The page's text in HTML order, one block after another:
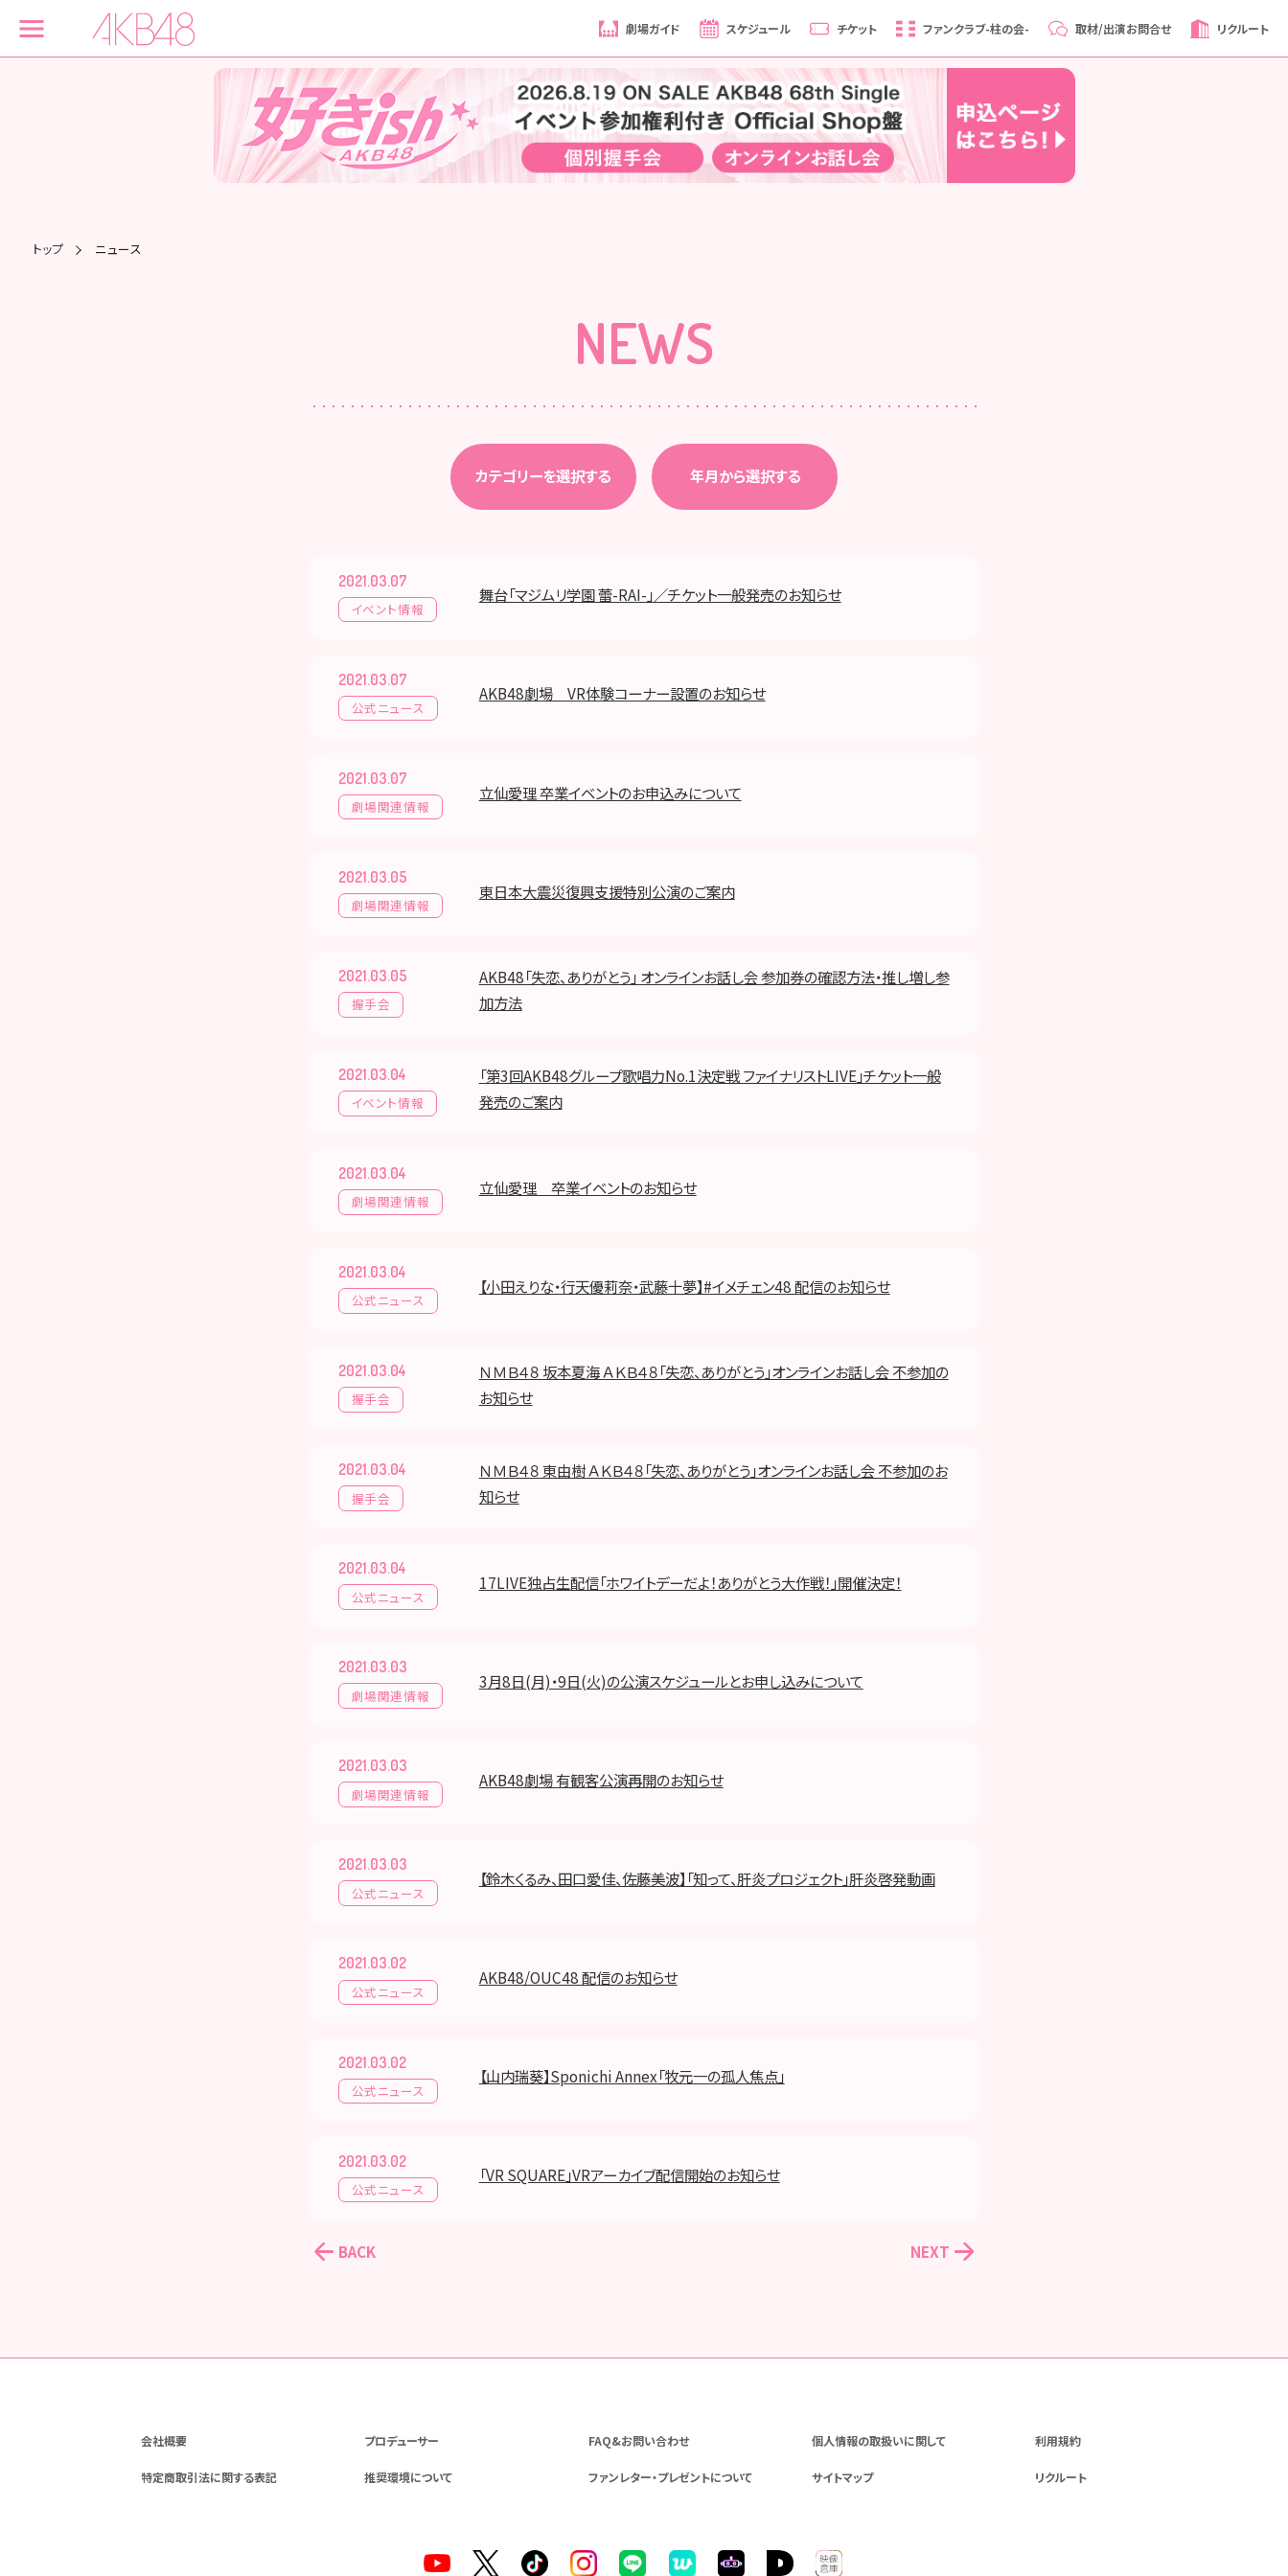
劇場ガイド スケジュール チケット ファンクラブ-柱の会- 取材/出演お問合せ リクルート
トップ ニュース
NEWS
カテゴリーを選択する 年月から選択する
2021.03.07
イベント情報
舞台「マジムリ学園 蕾-RAI-」／チケット一般発売のお知らせ
2021.03.07
公式ニュース
AKB48劇場 VR体験コーナー設置のお知らせ
2021.03.07
劇場関連情報
立仙愛理 卒業イベントのお申込みについて
2021.03.05
劇場関連情報
東日本大震災復興支援特別公演のご案内
2021.03.05
握手会
AKB48「失恋、ありがとう」 オンラインお話し会 参加券の確認方法・推し増し参
加方法
2021.03.04
イベント情報
「第3回AKB48グループ歌唱力No.1決定戦 ファイナリストLIVE」チケット一般
発売のご案内
2021.03.04
劇場関連情報
立仙愛理 卒業イベントのお知らせ
2021.03.04
公式ニュース
【小田えりな・行天優莉奈・武藤十夢】#イメチェン48 配信のお知らせ
2021.03.04
握手会
ＮＭＢ４８ 坂本夏海 ＡＫＢ４８「失恋、ありがとう」オンラインお話し会 不参加の
お知らせ
2021.03.04
握手会
ＮＭＢ４８ 東由樹 ＡＫＢ４８「失恋、ありがとう」オンラインお話し会 不参加のお
知らせ
2021.03.04
公式ニュース
17LIVE独占生配信「ホワイトデーだよ！ありがとう大作戦！」開催決定！
2021.03.03
劇場関連情報
3月8日(月)・9日(火)の公演スケジュールとお申し込みについて
2021.03.03
劇場関連情報
AKB48劇場 有観客公演再開のお知らせ
2021.03.03
公式ニュース
【鈴木くるみ、田口愛佳、佐藤美波】「知って、肝炎プロジェクト」肝炎啓発動画
2021.03.02
公式ニュース
AKB48/OUC48 配信のお知らせ
2021.03.02
公式ニュース
【山内瑞葵】Sponichi Annex「牧元一の孤人焦点」
2021.03.02
公式ニュース
「VR SQUARE」VRアーカイブ配信開始のお知らせ
BACK NEXT
会社概要 プロデューサー FAQ&お問い合わせ 個人情報の取扱いに関して 利用規約
特定商取引法に関する表記 推奨環境について ファンレター・プレゼントについて サイトマップ リクルート